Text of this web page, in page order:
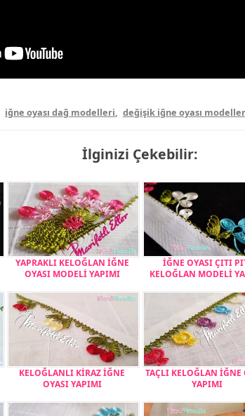
iğne oyası dağ modelleri, değişik iğne oyası
İlginizi Çekebilir:
YAPRAKLI KELOĞLAN İĞNE
OYASI MODELİ YAPIMI
İĞNE OYASI ÇITI
KELOĞLAN MODELİ
KELOĞLANLI KİRAZ İĞNE
OYASI YAPIMI
TAÇLI KELOĞLAN İĞNE
YAPIMI